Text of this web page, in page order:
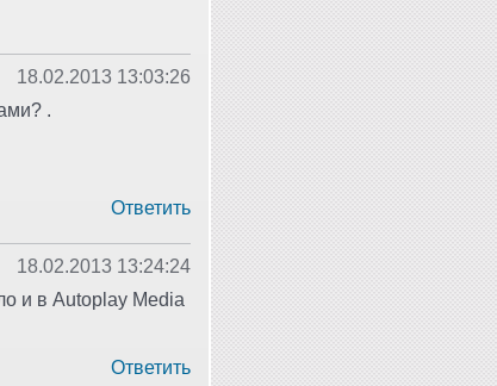
18.02.2013 13:03:26
.
Ответить
18.02.2013 13:24:24
и в Autoplay Media
Ответить